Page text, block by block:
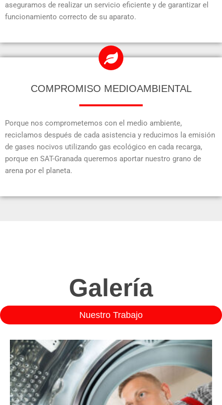
aseguramos de realizar un servicio eficiente y de garantizar el
funcionamiento correcto de su aparato.
COMPROMISO MEDIOAMBIENTAL
Porque nos comprometemos con el medio ambiente,
reciclamos después de cada asistencia y reducimos la emisión
de gases nocivos utilizando gas ecológico en cada recarga,
porque en SAT-Granada queremos aportar nuestro grano de
arena por el planeta.
Galería
Nuestro Trabajo